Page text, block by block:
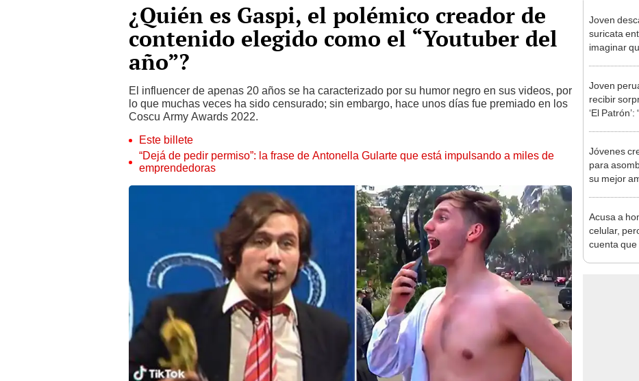
¿Quién es Gaspi, el polémico creador de
contenido elegido como el “Youtuber del
año”?
El influencer de apenas 20 años se ha caracterizado por su humor negro en sus videos, por
lo que muchas veces ha sido censurado; sin embargo, hace unos días fue premiado en los
Coscu Army Awards 2022.
Este billete
“Dejá de pedir permiso”: la frase de Antonella Gularte que está impulsando a miles de
emprendedoras
Joven
suricata
imaginar
Joven
recibir
‘El
Jóvenes
para
su mejor
Acusa a
celular,
cuenta que